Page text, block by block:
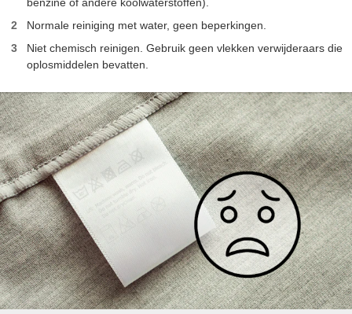
Normale reiniging met water, geen beperkingen.
Niet chemisch reinigen. Gebruik geen vlekken verwijderaars die
oplosmiddelen bevatten.